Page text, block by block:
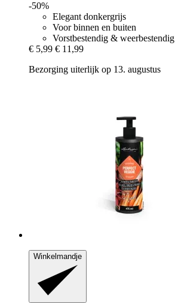
-50%
Elegant donkergrijs
Voor binnen en buiten
Vorstbestendig & weerbestendig
€ 5,99 € 11,99
Bezorging uiterlijk op 13. augustus
Winkelmandje